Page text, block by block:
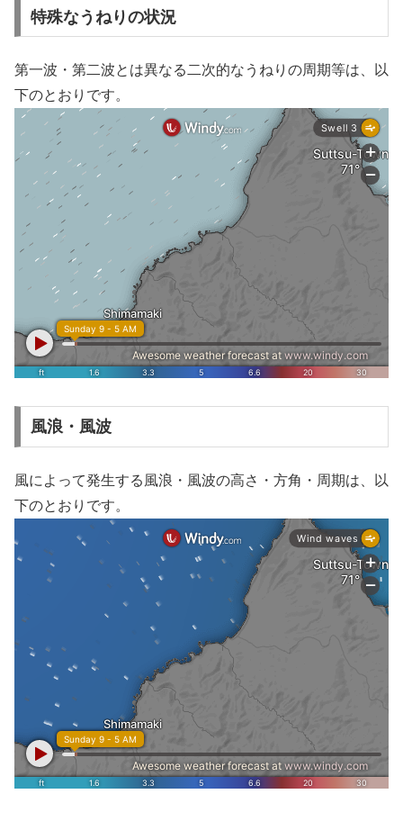
特殊なうねりの状況
第一波・第二波とは異なる二次的なうねりの周期等は、以
下のとおりです。
風浪・風波
風によって発生する風浪・風波の高さ・方角・周期は、以
下のとおりです。